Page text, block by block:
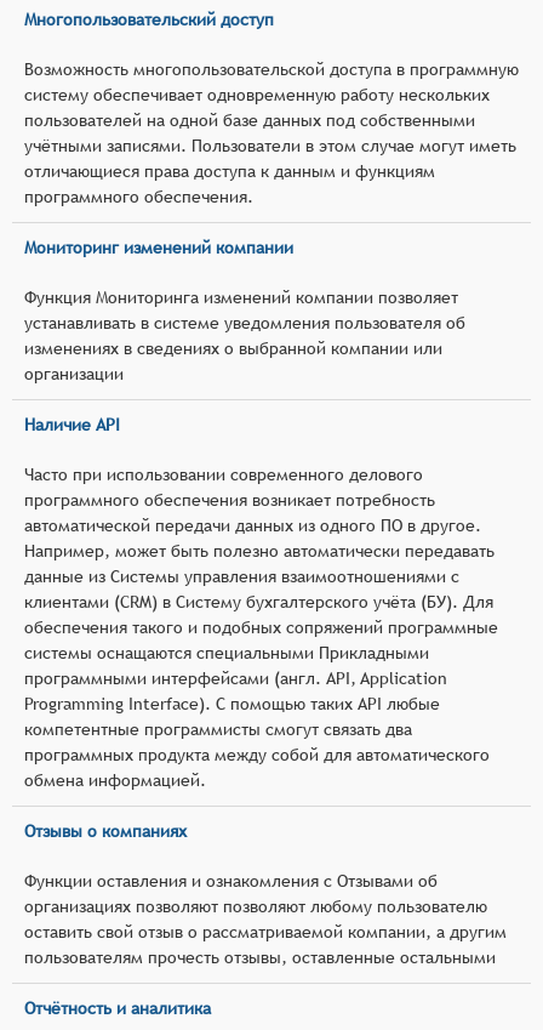
Многопользовательский доступ
Возможность многопользовательской доступа в программную
систему обеспечивает одновременную работу нескольких
пользователей на одной базе данных под собственными
учётными записями. Пользователи в этом случае могут иметь
отличающиеся права доступа к данным и функциям
программного обеспечения.
Мониторинг изменений компании
Функция Мониторинга изменений компании позволяет
устанавливать в системе уведомления пользователя об
изменениях в сведениях о выбранной компании или
организации
Наличие API
Часто при использовании современного делового
программного обеспечения возникает потребность
автоматической передачи данных из одного ПО в другое.
Например, может быть полезно автоматически передавать
данные из Системы управления взаимоотношениями с
клиентами (CRM) в Систему бухгалтерского учёта (БУ). Для
обеспечения такого и подобных сопряжений программные
системы оснащаются специальными Прикладными
программными интерфейсами (англ. API, Application
Programming Interface). С помощью таких API любые
компетентные программисты смогут связать два
программных продукта между собой для автоматического
обмена информацией.
Отзывы о компаниях
Функции оставления и ознакомления с Отзывами об
организациях позволяют позволяют любому пользователю
оставить свой отзыв о рассматриваемой компании, а другим
пользователям прочесть отзывы, оставленные остальными
Отчётность и аналитика